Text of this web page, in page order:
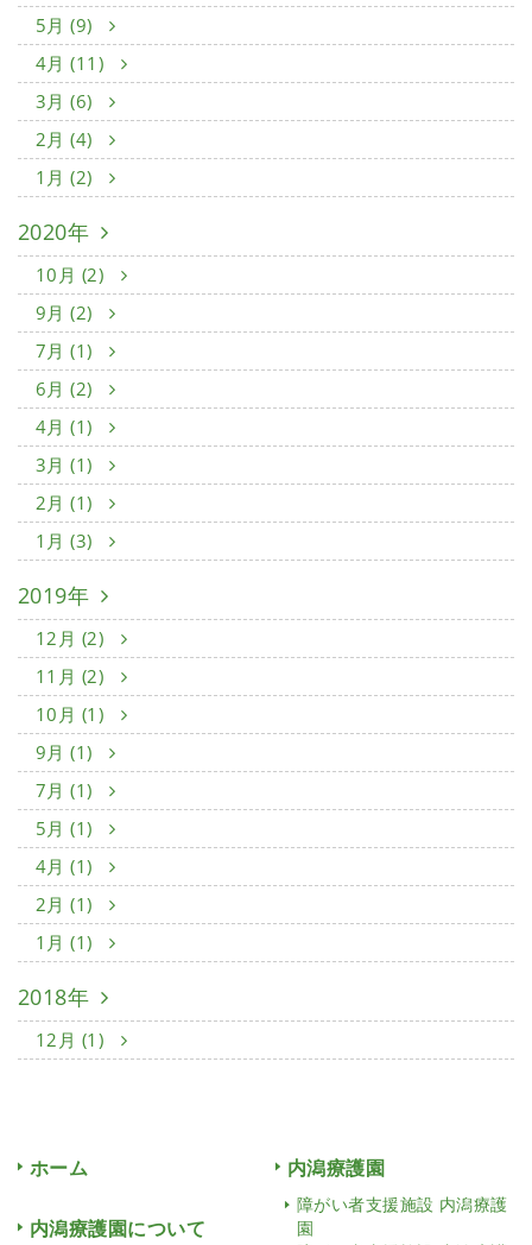
5月 (9)
4月 (11)
3月 (6)
2月 (4)
1月 (2)
2020年
10月 (2)
9月 (2)
7月 (1)
6月 (2)
4月 (1)
3月 (1)
2月 (1)
1月 (3)
2019年
12月 (2)
11月 (2)
10月 (1)
9月 (1)
7月 (1)
5月 (1)
4月 (1)
2月 (1)
1月 (1)
2018年
12月 (1)
ホーム
内潟療護園について
内潟療護園
障がい者支援施設 内潟療護
園